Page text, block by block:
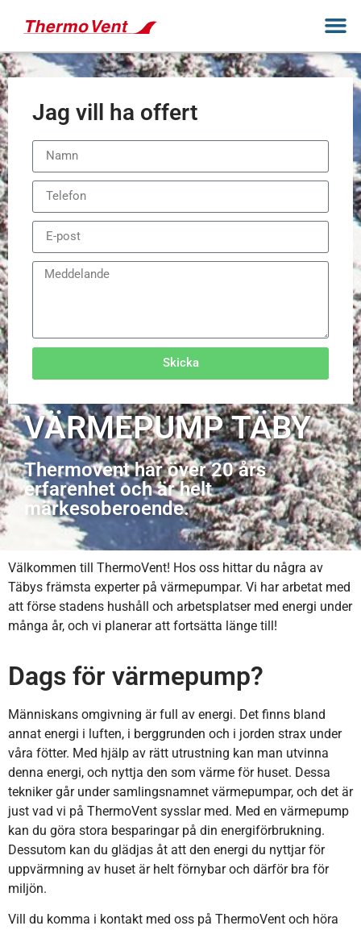
Jag vill ha offert
Skicka
VÄRMEPUMP TÄBY
Thermovent har över 20 års
erfarenhet och är helt
märkesoberoende.
Välkommen till ThermoVent! Hos oss hittar du några av
Täbys främsta experter på värmepumpar. Vi har arbetat med
att förse stadens hushåll och arbetsplatser med energi under
många år, och vi planerar att fortsätta länge till!
Dags för värmepump?
Människans omgivning är full av energi. Det finns bland
annat energi i luften, i berggrunden och i jorden strax under
våra fötter. Med hjälp av rätt utrustning kan man utvinna
denna energi, och nyttja den som värme för huset. Dessa
tekniker går under samlingsnamnet värmepumpar, och det är
just vad vi på ThermoVent sysslar med. Med en värmepump
kan du göra stora besparingar på din energiförbrukning.
Dessutom kan du glädjas åt att den energi du nyttjar för
uppvärmning av huset är helt förnybar och därför bra för
miljön.
Vill du komma i kontakt med oss på ThermoVent och höra